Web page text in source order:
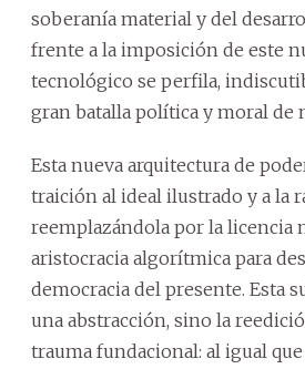
soberanía material y del
frente a la imposición de este
tecnológico se perfila,
gran batalla política y moral de
Esta nueva arquitectura de
traición al ideal ilustrado y a la
reemplazándola por la licencia
aristocracia algorítmica para
democracia del presente. Esta
una abstracción, sino la
trauma fundacional: al igual